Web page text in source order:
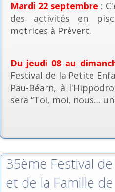
Mardi 22 septembre :
des activités en
motrices à Prévert.
Du jeudi 08 au
Festival de la Petite
Pau-Béarn, à
sera “Toi, moi, nous…
35ème Festival
et de la Famille